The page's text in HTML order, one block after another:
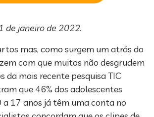
de janeiro de 2022.
mas, como surgem um atrás do
com que muitos não desgrudem
da mais recente pesquisa TIC
que 46% dos adolescentes
a 17 anos já têm uma conta no